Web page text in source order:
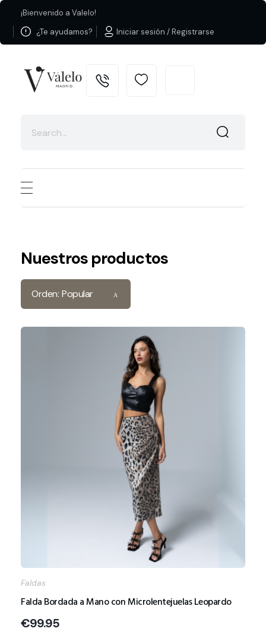
¡Bienvenido a Valelo!
¿Te ayudamos?
Iniciar sesión / Registrarse
Nuestros productos
Orden: Popular
Falda Bordada a Mano con Microlentejuelas Leopardo
€99.95
Faldas